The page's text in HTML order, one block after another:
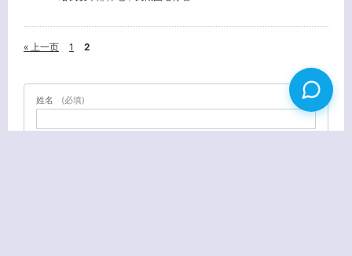
« 上一页 1 2
姓名 (必填)